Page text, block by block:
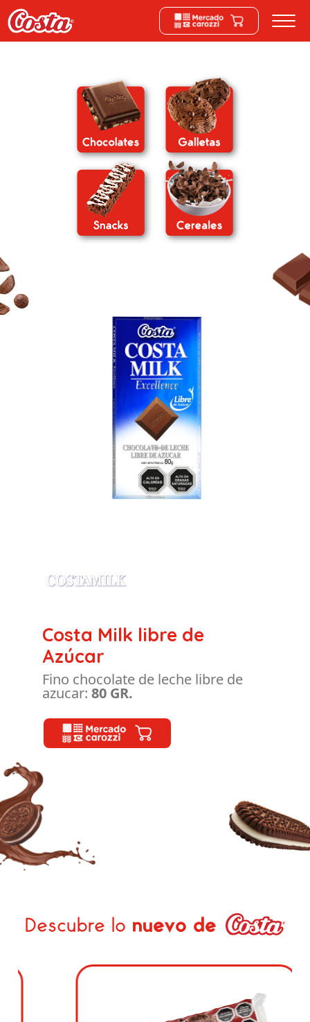
Costa Milk libre de
Azúcar
Fino chocolate de leche libre de
azucar: 80 GR.
Descubre lo nuevo de